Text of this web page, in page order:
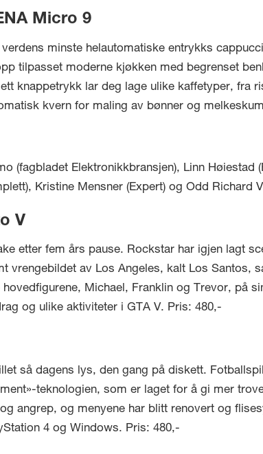
Micro 9
minste helautomatiske entrykks
tilpasset moderne kjøkken med begrenset
knappetrykk lar deg lage ulike kaffetyper, fra
kvern for maling av bønner og
(fagbladet Elektronikkbransjen), Linn Høiestad
Kristine Mensner (Expert) og Odd Richard
V
etter fem års pause. Rockstar har igjen lagt
vrengebildet av Los Angeles, kalt Los Santos,
Michael, Franklin og Trevor, på
og ulike aktiviteter i GTA V. Pris: 480,-
så dagens lys, den gang på diskett.
teknologien, som er laget for å gi mer
angrep, og menyene har blitt renovert og
4 og Windows. Pris: 480,-